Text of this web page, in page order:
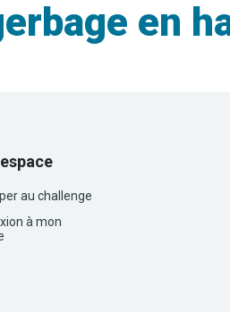
en
au challenge
à mon